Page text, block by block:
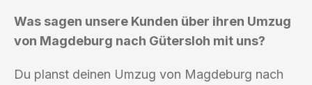
Was sagen unsere Kunden über ihren Umzug
von Magdeburg nach Gütersloh mit uns?
Du planst deinen Umzug von Magdeburg nach